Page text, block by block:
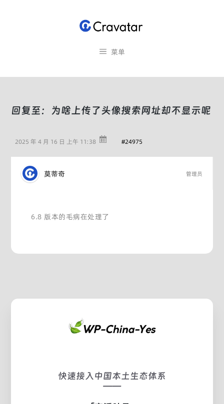
菜单
回复至：为啥上传了头像搜索网址却不显示呢
2025 年 4 月 16 日 上午 11:38 #24975
莫蒂奇 管理员
6.8 版本的毛病在处理了
快速接入中国本土生态体系
——